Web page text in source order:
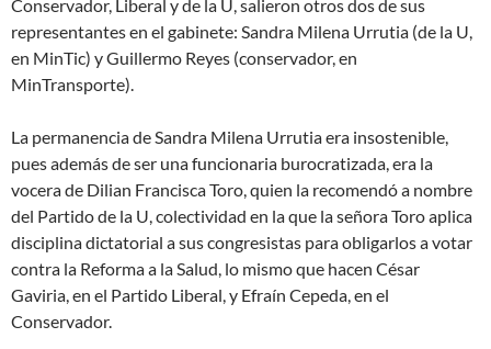
Conservador, Liberal y de la U, salieron otros dos de sus
representantes en el gabinete: Sandra Milena Urrutia (de la U,
en MinTic) y Guillermo Reyes (conservador, en
MinTransporte).
La permanencia de Sandra Milena Urrutia era insostenible,
pues además de ser una funcionaria burocratizada, era la
vocera de Dilian Francisca Toro, quien la recomendó a nombre
del Partido de la U, colectividad en la que la señora Toro aplica
disciplina dictatorial a sus congresistas para obligarlos a votar
contra la Reforma a la Salud, lo mismo que hacen César
Gaviria, en el Partido Liberal, y Efraín Cepeda, en el
Conservador.